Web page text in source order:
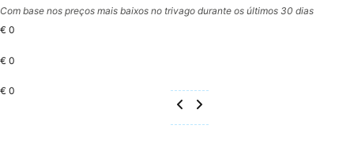
Com base nos preços mais baixos no trivago durante os últimos 30 dias
€ 0
€ 0
€ 0